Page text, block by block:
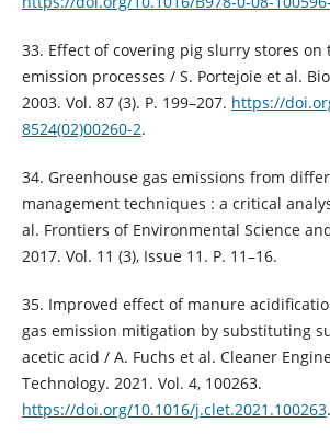
33. Effect of covering pig slurry stores on
emission processes / S. Portejoie et al.
2003. Vol. 87 (3). P. 199–207. https://
8524(02)00260-2.
34. Greenhouse gas emissions from
management techniques : a critical
al. Frontiers of Environmental Science
2017. Vol. 11 (3), Issue 11. P. 11–16.
35. Improved effect of manure
gas emission mitigation by substituting
acetic acid / A. Fuchs et al. Cleaner
Technology. 2021. Vol. 4, 100263.
https://doi.org/10.1016/j.clet.2021.100263.